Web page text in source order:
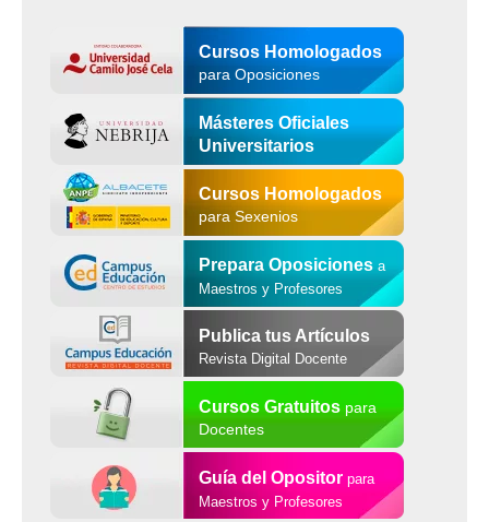
Cursos Homologados
para Oposiciones
Másteres Oficiales
Universitarios
Cursos Homologados
para Sexenios
Prepara Oposiciones a
Maestros y Profesores
Publica tus Artículos
Revista Digital Docente
Cursos Gratuitospara
Docentes
Guía del Opositor para
Maestros y Profesores